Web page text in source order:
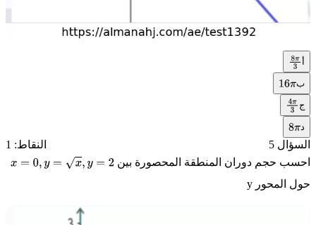
8π
3
ب 16π
ج 4π
3
8π
السؤال 5
النقاط: 1
احسب حجم دوران المنطقة المحصورة بين
x =0 ,y=x ,y=2
حول المحور y